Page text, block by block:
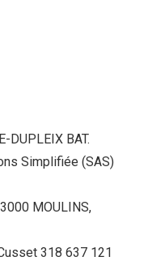
DUPLEIX BAT.
Simplifiée (SAS)
MOULINS,
318 637 121